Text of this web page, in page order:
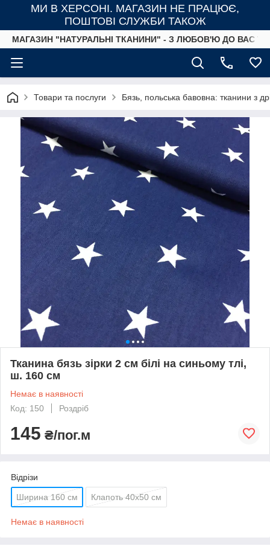
МИ В ХЕРСОНІ. МАГАЗИН НЕ ПРАЦЮЄ,
ПОШТОВІ СЛУЖБИ ТАКОЖ
МАГАЗИН "НАТУРАЛЬНІ ТКАНИНИ" - З ЛЮБОВ'Ю ДО ВАС
Товари та послуги Бязь, польська бавовна: тканини з
Тканина бязь зірки 2 см білі на синьому тлі,
ш. 160 см
Немає в наявності
Код: 150
Роздріб
145 ₴/пог.м
Відрізи
Ширина 160 см Клапоть 40х50 см
Немає в наявності